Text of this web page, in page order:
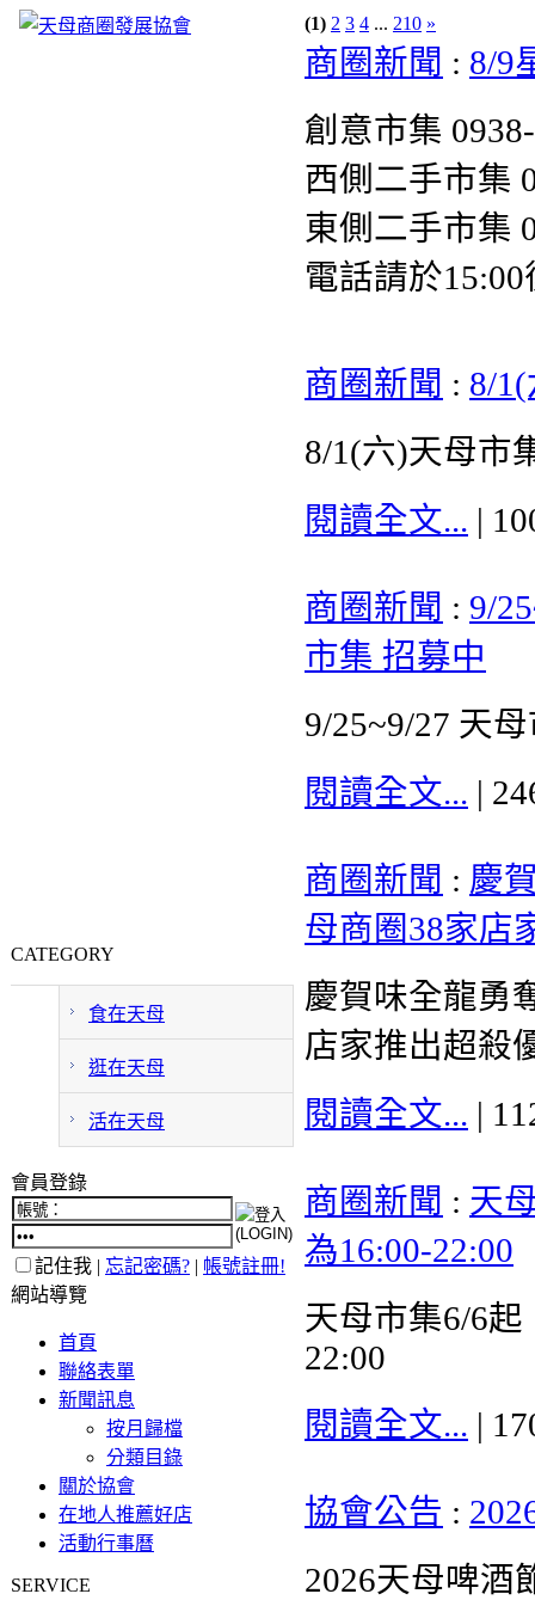
CATEGORY
食在天母
逛在天母
活在天母
會員登錄
記住我 | 忘記密碼? | 帳號註冊!
網站導覽
首頁
聯絡表單
新聞訊息
按月歸檔
分類目錄
關於協會
在地人推薦好店
活動行事曆
SERVICE
(1) 2 3 4 ... 210 »
商圈新聞 : 8/9
創意市集
西側二手市集
東側二手市集
電話請於15:00
商圈新聞 : 8/
8/1(六)天母市
閱讀全文... |
商圈新聞 : 9/
市集 招募中
9/25~9/27 天
閱讀全文... |
商圈新聞 : 慶
母商圈38家店
慶賀味全龍勇
店家推出超殺
閱讀全文... |
商圈新聞 : 天
為16:00-22:00
天母市集6/6
22:00
閱讀全文... |
協會公告 :
2026天母啤酒